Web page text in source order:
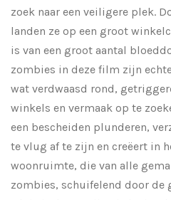
zoek naar een veiligere plek.
landen ze op een groot
is van een groot aantal
zombies in deze film zijn
wat verdwaasd rond,
winkels en vermaak op te
een bescheiden plunderen,
te vlug af te zijn en creëert in
woonruimte, die van alle
zombies, schuifelend door de